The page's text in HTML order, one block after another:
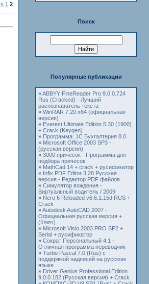
« 1 2
Поиск
Популярные публикации
»ABBYY FineReader Pro 9.0.0.724
Rus (Cracked) - Лучший
распознаватель текста
» WinRAR 7.20 x64 (официальная
версия)
» Everest Ultimate Edition 5.30 (1900)
+ Crack (Keygen)
» Программа: 1С Бухгалтерия 8.0
» Microsoft Office 2003 SP3 -
(русская версия)
» 3000 причесок - Программа для
подбора причесок
» MathCad 14 + crack + русификатор
» Infix PDF Editor 3.28 Русская
версия - Редактор PDF файлов
» Симулятор вождения -
Виртуальный водитель / 2009
» Nero 6 Reloaded v6.6.1.15d RUS +
Crack
»Autodesk AutoCAD 2007 -
Официальная русская версия +
(Ключ)
» Microsoft Visio 2003 PRO SP2 +
Serial + русификатор
» Сократ Персональный 4.1 -
Отличная программа переводчик
» Turbo Pascal 7.0 (Rus) с
поддержкой надписей на русском
языке
» Driver Genius Professional Edition
9.0.0.182 (Русская версия) + Crack